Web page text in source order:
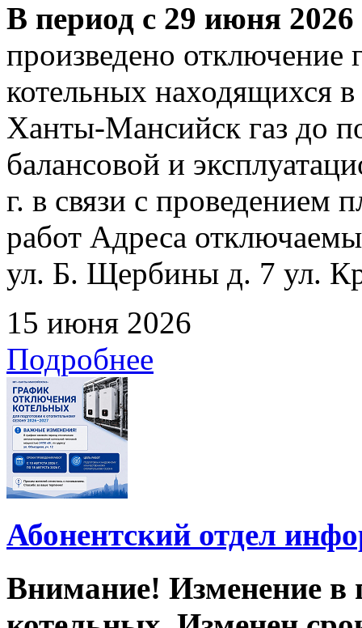
В период с 29 июня
произведено отключение
котельных находящихся
Ханты-Мансийск газ до
балансовой и
г. в связи с проведением
работ Адреса
ул. Б. Щербины д. 7 ул.
15 июня 2026
Подробнее
Абонентский отдел
Внимание! Изменение в